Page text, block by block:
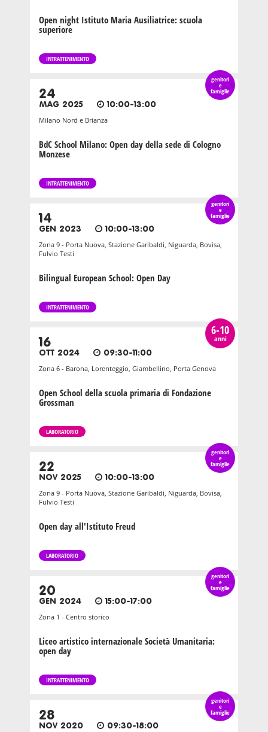
Open night Istituto Maria Ausiliatrice: scuola
superiore
INTRATTENIMENTO
genitori
e
famiglie
24
MAG 2025 10:00-13:00
Milano Nord e Brianza
BdC School Milano: Open day della sede di Cologno
Monzese
INTRATTENIMENTO
genitori
e
famiglie
14
GEN 2023 10:00-13:00
Zona 9 - Porta Nuova, Stazione Garibaldi, Niguarda, Bovisa,
Fulvio Testi
Bilingual European School: Open Day
INTRATTENIMENTO
6-10
anni
16
OTT 2024 09:30-11:00
Zona 6 - Barona, Lorenteggio, Giambellino, Porta Genova
Open School della scuola primaria di Fondazione
Grossman
LABORATORIO
genitori
e
famiglie
22
NOV 2025 10:00-13:00
Zona 9 - Porta Nuova, Stazione Garibaldi, Niguarda, Bovisa,
Fulvio Testi
Open day all'Istituto Freud
LABORATORIO
genitori
e
famiglie
20
GEN 2024 15:00-17:00
Zona 1 - Centro storico
Liceo artistico internazionale Società Umanitaria:
open day
INTRATTENIMENTO
genitori
e
famiglie
28
NOV 2020 09:30-18:00